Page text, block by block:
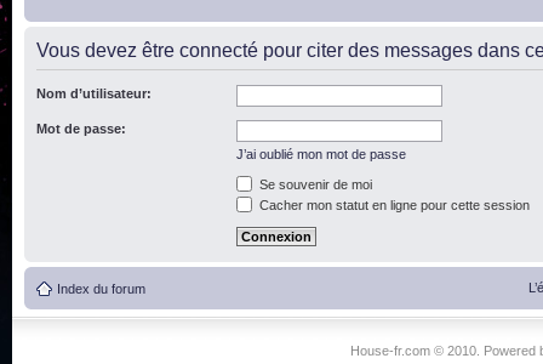
Vous devez être connecté pour citer des messages dans
Nom d’utilisateur:
Mot de passe:
J’ai oublié mon mot de passe
Se souvenir de moi
Cacher mon statut en ligne pour cette session
Index du forum
House-fr.com © 2010. Powered